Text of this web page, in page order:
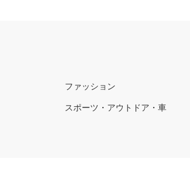
ファッション
スポーツ・アウトドア・車